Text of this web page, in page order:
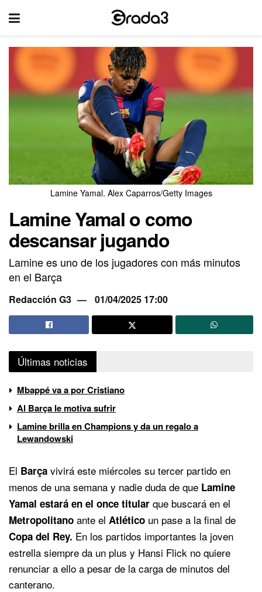
Lamine Yamal. Alex Caparros/Getty Images
Lamine Yamal o como
descansar jugando
Lamine es uno de los jugadores con más minutos
en el Barça
Redacción G3 01/04/2025 17:00
Últimas noticias
Mbappé va a por Cristiano
Al Barça le motiva sufrir
Lamine brilla en Champions y da un regalo a
Lewandowski
El Barça vivirá este miércoles su tercer partido en
menos de una semana y nadie duda de que Lamine
Yamal estará en el once titular que buscará en el
Metropolitano ante el Atlético un pase a la final de
Copa del Rey. En los partidos importantes la joven
estrella siempre da un plus y Hansi Flick no quiere
renunciar a ello a pesar de la carga de minutos del
canterano.